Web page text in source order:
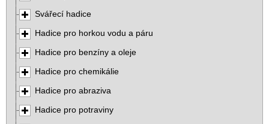
Svářecí hadice
Hadice pro horkou vodu a páru
Hadice pro benzíny a oleje
Hadice pro chemikálie
Hadice pro abraziva
Hadice pro potraviny